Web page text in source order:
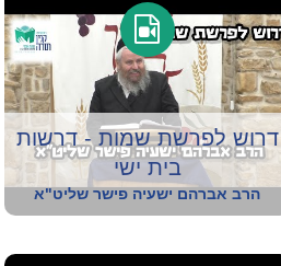
דרוש לפרשת שמות - דרשות
בית ישי
הרב אברהם ישעיה פישר שליט"א